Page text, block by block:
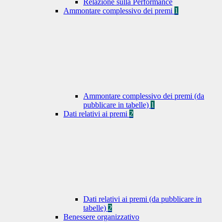
Relazione sulla Performance
Ammontare complessivo dei premi 1
Ammontare complessivo dei premi (da
pubblicare in tabelle) 1
Dati relativi ai premi 2
Dati relativi ai premi (da pubblicare in
tabelle) 2
Benessere organizzativo